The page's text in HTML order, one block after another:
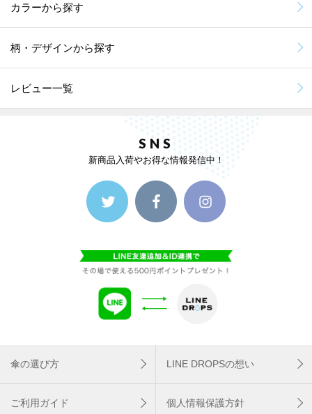
カラーから探す
柄・デザインから探す
レビュー一覧
SNS
新商品入荷やお得な情報発信中！
傘の選び方 LINE DROPSの想い
ご利用ガイド 個人情報保護方針